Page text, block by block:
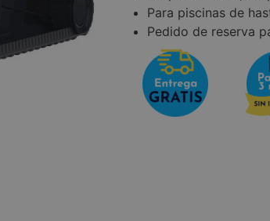
Para piscinas de
Pedido de reserva